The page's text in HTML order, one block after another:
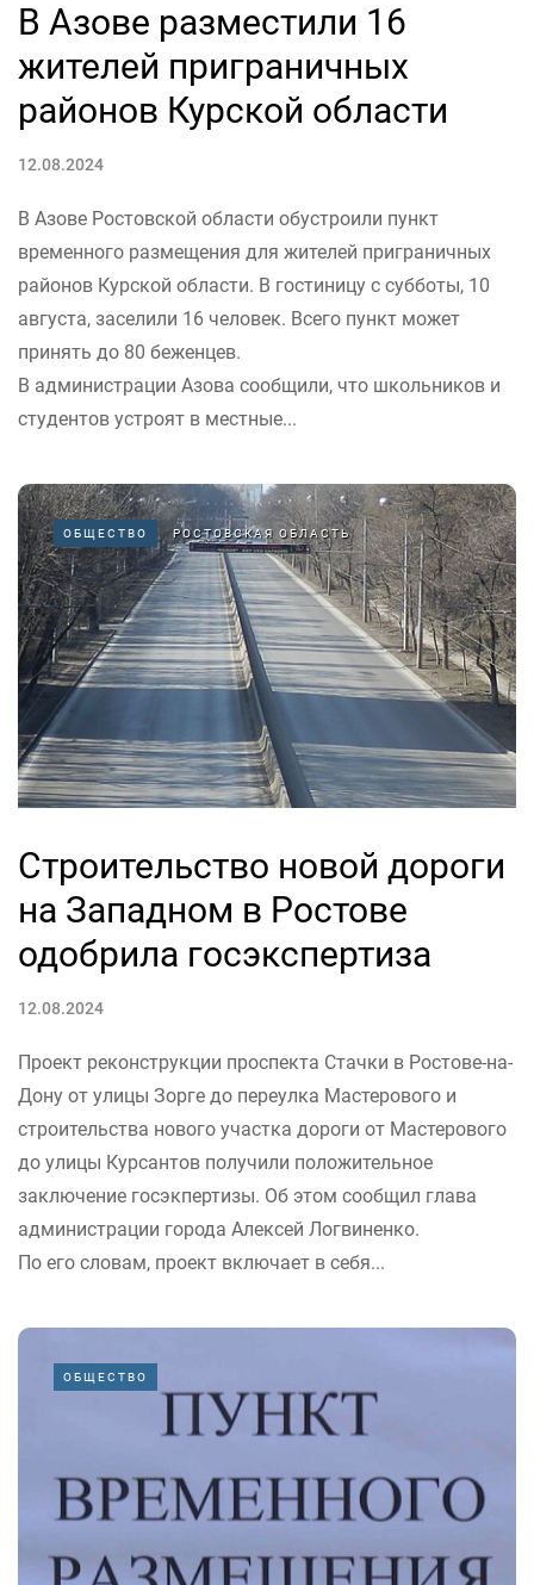
В Азове разместили 16
жителей приграничных
районов Курской области
12.08.2024
В Азове Ростовской области обустроили пункт
временного размещения для жителей приграничных
районов Курской области. В гостиницу с субботы, 10
августа, заселили 16 человек. Всего пункт может
принять до 80 беженцев.
В администрации Азова сообщили, что школьников и
студентов устроят в местные...
ОБЩЕСТВО РОСТОВСКАЯ ОБЛАСТЬ
Строительство новой дороги
на Западном в Ростове
одобрила госэкспертиза
12.08.2024
Проект реконструкции проспекта Стачки в Ростове-на-
Дону от улицы Зорге до переулка Мастерового и
строительства нового участка дороги от Мастерового
до улицы Курсантов получили положительное
заключение госэкпертизы. Об этом сообщил глава
администрации города Алексей Логвиненко.
По его словам, проект включает в себя...
ОБЩЕСТВО